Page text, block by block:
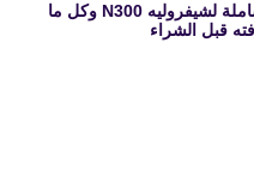
مراجعة شاملة لشيفروليه N300 وكل ما
قبل الشراء